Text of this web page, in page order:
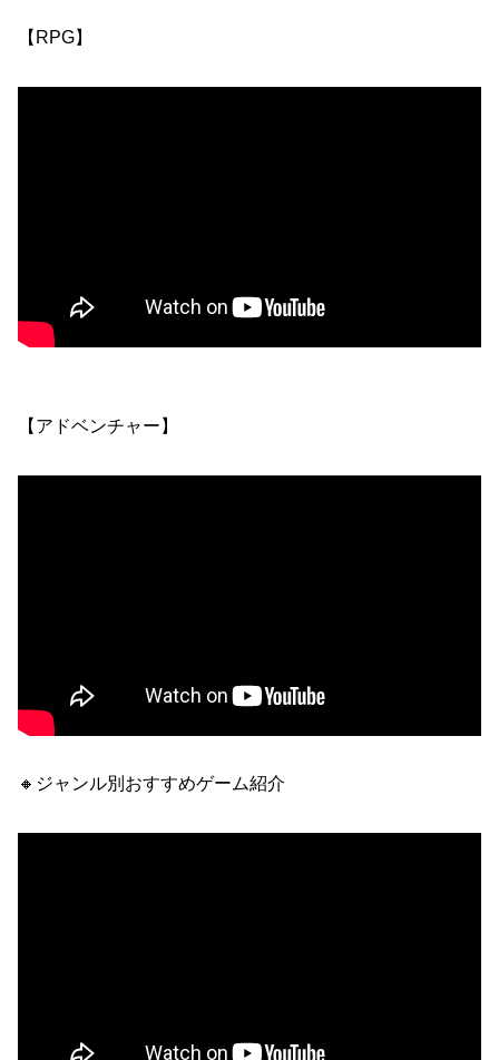
【RPG】
【アドベンチャー】
🔸ジャンル別おすすめゲーム紹介